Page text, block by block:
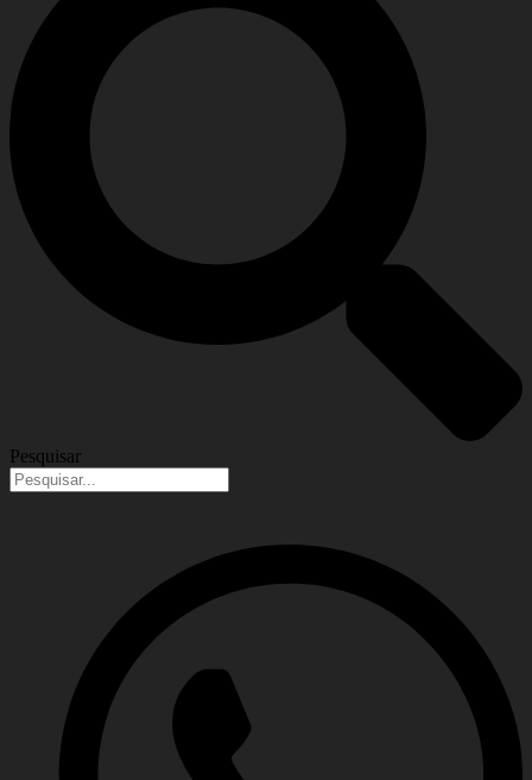
Pesquisar